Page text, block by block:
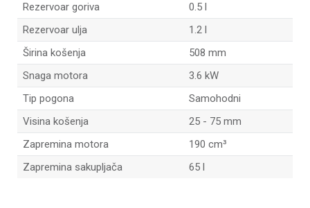
Rezervoar goriva
0.5 l
Rezervoar ulja
1.2 l
Širina košenja
508 mm
Snaga motora
3.6 kW
Tip pogona
Samohodni
Visina košenja
25 - 75 mm
Zapremina motora
190 cm³
Zapremina sakupljača
65 l